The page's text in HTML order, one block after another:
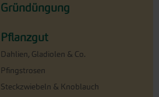
Gründüngung
Pflanzgut
Dahlien, Gladiolen & Co.
Pfingstrosen
Steckzwiebeln & Knoblauch